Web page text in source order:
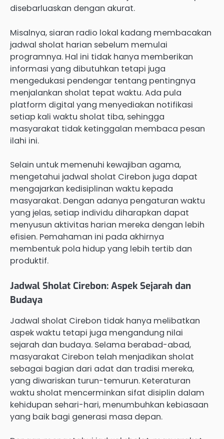
disebarluaskan dengan akurat.
Misalnya, siaran radio lokal kadang membacakan
jadwal sholat harian sebelum memulai
programnya. Hal ini tidak hanya memberikan
informasi yang dibutuhkan tetapi juga
mengedukasi pendengar tentang pentingnya
menjalankan sholat tepat waktu. Ada pula
platform digital yang menyediakan notifikasi
setiap kali waktu sholat tiba, sehingga
masyarakat tidak ketinggalan membaca pesan
ilahi ini.
Selain untuk memenuhi kewajiban agama,
mengetahui jadwal sholat Cirebon juga dapat
mengajarkan kedisiplinan waktu kepada
masyarakat. Dengan adanya pengaturan waktu
yang jelas, setiap individu diharapkan dapat
menyusun aktivitas harian mereka dengan lebih
efisien. Pemahaman ini pada akhirnya
membentuk pola hidup yang lebih tertib dan
produktif.
Jadwal Sholat Cirebon: Aspek Sejarah dan
Budaya
Jadwal sholat Cirebon tidak hanya melibatkan
aspek waktu tetapi juga mengandung nilai
sejarah dan budaya. Selama berabad-abad,
masyarakat Cirebon telah menjadikan sholat
sebagai bagian dari adat dan tradisi mereka,
yang diwariskan turun-temurun. Keteraturan
waktu sholat mencerminkan sifat disiplin dalam
kehidupan sehari-hari, menumbuhkan kebiasaan
yang baik bagi generasi masa depan.